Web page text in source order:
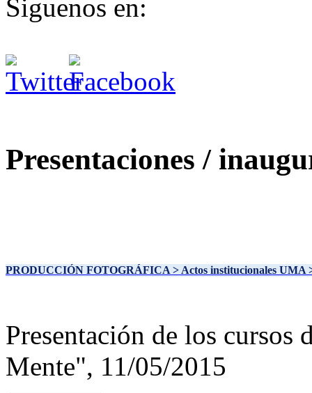
Siguenos en:
Presentaciones /
PRODUCCIÓN FOTOGRÁFICA > Actos institucionales UMA
Presentación de los
Mente", 11/05/2015